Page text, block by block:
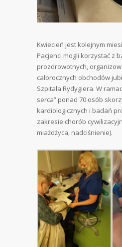
Kwiecień jest kolejnym
Pacjenci mogli korzystać z
prozdrowotnych,
całorocznych obchodów
Szpitala Rydygiera. W
serca” ponad 70 osób
kardiologicznych i badań
zakresie chorób
miażdżyca, nadciśnienie).